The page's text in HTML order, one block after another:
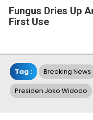
Fungus Dries Up
First Use
Tag : Breaking News
Presiden Joko Widodo